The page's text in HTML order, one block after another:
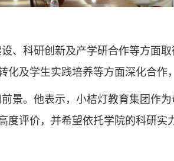
、科研创新及产学研合作等方面
及学生实践培养等方面深化合作
景。他表示，小桔灯教育集团作
评价，并希望依托学院的科研实